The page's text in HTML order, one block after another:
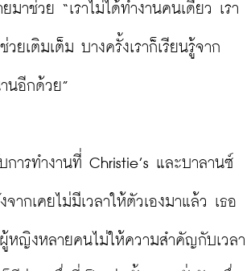
มาช่วย “เราไม่ได้ทำงานคนเดียว เรา
ยเติมเต็ม บางครั้งเราก็เรียนรู้จาก
นอีกด้วย”
ารทำงานที่ Christie’s และบาลานซ์
จากเคยไม่มีเวลาให้ตัวเองมาแล้ว เธอ
หญิงหลายคนไม่ให้ความสำคัญกับเวลา